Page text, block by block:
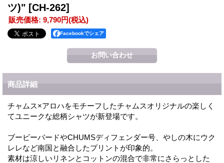
ツ)" [CH-262]
販売価格: 9,790円(税込)
Facebookでシェア
商品詳細
チャムス×アロハをモチーフしたチャムスオリジナルの楽しく
てユニークな総柄シャツが新登場です。
ブービーバードやCHUMSディフェンダー号、やしの木にウク
レレなど南国と融合したプリントが印象的。
素材は涼しいリネンとコットンの混合で非常にさらっとした